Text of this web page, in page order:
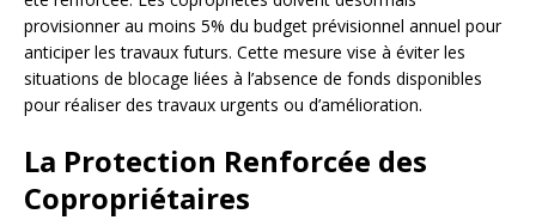
provisionner au moins 5% du budget prévisionnel annuel pour
anticiper les travaux futurs. Cette mesure vise à éviter les
situations de blocage liées à l’absence de fonds disponibles
pour réaliser des travaux urgents ou d’amélioration.
La Protection Renforcée des
Copropriétaires